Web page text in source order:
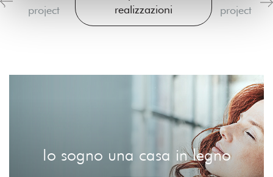
project
realizzazioni
project
Io sogno una casa in legno